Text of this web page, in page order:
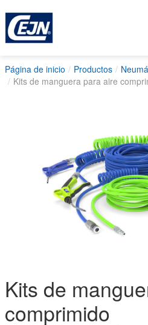
Página de inicio Productos
Kits de manguera para aire
Kits de
comprimido